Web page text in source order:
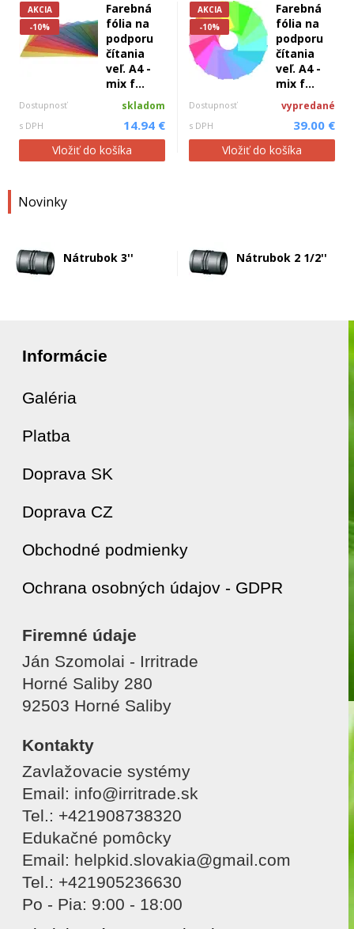
AKCIA
-10%
Farebná
fólia na
podporu
čítania
veľ. A4 -
mix f...
Dostupnosť skladom
s DPH 14.94 €
Vložiť do košíka
AKCIA
-10%
Farebná
fólia na
podporu
čítania
veľ. A4 -
mix f...
Dostupnosť vypredané
s DPH 39.00 €
Vložiť do košíka
Novinky
Nátrubok 3'' Nátrubok 2 1/2''
Informácie
Galéria
Platba
Doprava SK
Doprava CZ
Obchodné podmienky
Ochrana osobných údajov - GDPR
Firemné údaje
Ján Szomolai - Irritrade
Horné Saliby 280
92503 Horné Saliby
Kontakty
Zavlažovacie systémy
Email: info@irritrade.sk
Tel.: +421908738320
Edukačné pomôcky
Email: helpkid.slovakia@gmail.com
Tel.: +421905236630
Po - Pia: 9:00 - 18:00